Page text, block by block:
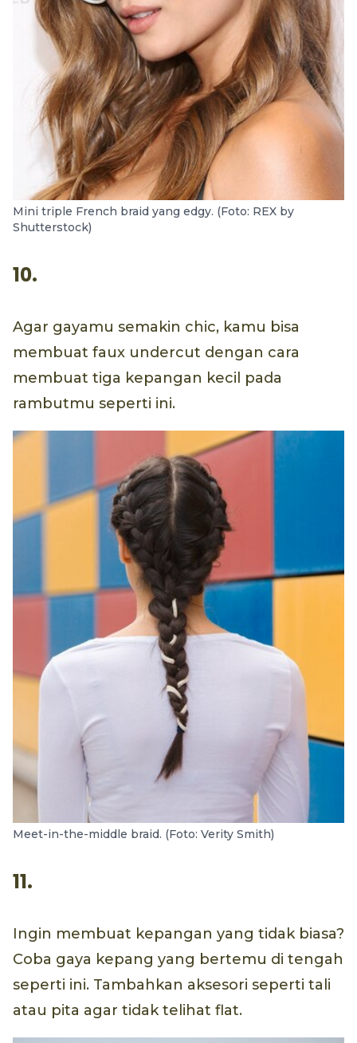
Mini triple French braid yang edgy. (Foto: REX by
Shutterstock)
10.
Agar gayamu semakin chic, kamu bisa
membuat faux undercut dengan cara
membuat tiga kepangan kecil pada
rambutmu seperti ini.
Meet-in-the-middle braid. (Foto: Verity Smith)
11.
Ingin membuat kepangan yang tidak biasa?
Coba gaya kepang yang bertemu di tengah
seperti ini. Tambahkan aksesori seperti tali
atau pita agar tidak telihat flat.